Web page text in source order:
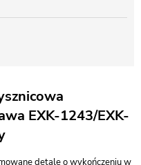
EXK-1243/EXK-
detale o wykończeniu w